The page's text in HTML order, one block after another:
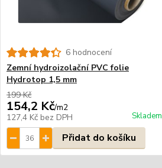
6 hodnocení
Zemní hydroizolační PVC folie
Hydrotop 1,5 mm
199 Kč
154,2 Kč/m2
127,4 Kč bez DPH Skladem
Přidat do košíku